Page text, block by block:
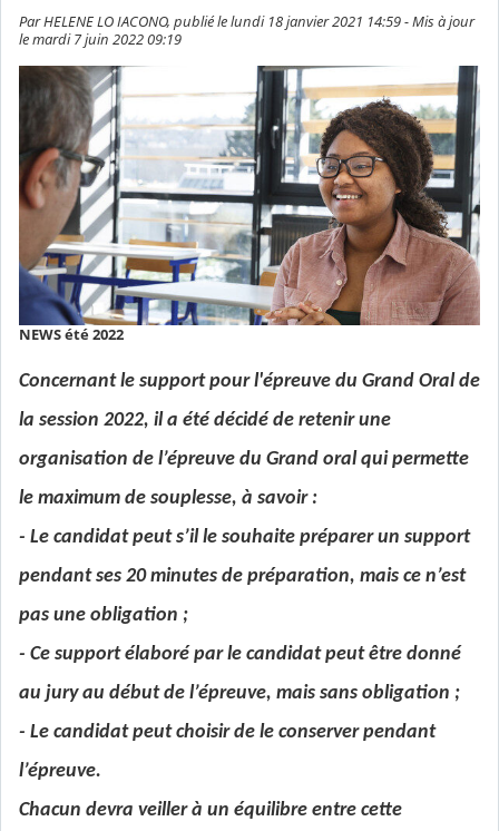
Par HELENE LO IACONO, publié le lundi 18 janvier 2021 14:59 - Mis à jour
le mardi 7 juin 2022 09:19
NEWS été 2022
Concernant le support pour l'épreuve du Grand Oral de
la session 2022, il a été décidé de retenir une
organisation de l’épreuve du Grand oral qui permette
le maximum de souplesse, à savoir :
- Le candidat peut s’il le souhaite préparer un support
pendant ses 20 minutes de préparation, mais ce n’est
pas une obligation ;
- Ce support élaboré par le candidat peut être donné
au jury au début de l’épreuve, mais sans obligation ;
- Le candidat peut choisir de le conserver pendant
l’épreuve.
Chacun devra veiller à un équilibre entre cette